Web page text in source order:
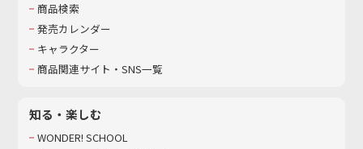
商品検索
発売カレンダー
キャラクター
商品関連サイト・SNS一覧
知る・楽しむ
WONDER! SCHOOL